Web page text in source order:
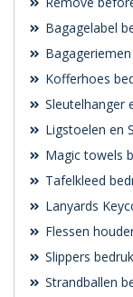
Bagagelabel
Kofferhoes
Sleutelhanger
Ligstoelen en
Magic towels
Tafelkleed
Lanyards
Flessen
Slippers
Strandballen